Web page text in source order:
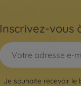
Inscrivez-vous
Je souhaite recevoir le